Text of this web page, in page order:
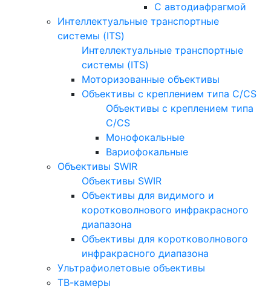
С автодиафрагмой
Интеллектуальные транспортные
системы (ITS)
Интеллектуальные транспортные
системы (ITS)
Моторизованные объективы
Объективы с креплением типа C/CS
Объективы с креплением типа
C/CS
Монофокальные
Вариофокальные
Объективы SWIR
Объективы SWIR
Объективы для видимого и
коротковолнового инфракрасного
диапазона
Объективы для коротковолнового
инфракрасного диапазона
Ультрафиолетовые объективы
ТВ-камеры